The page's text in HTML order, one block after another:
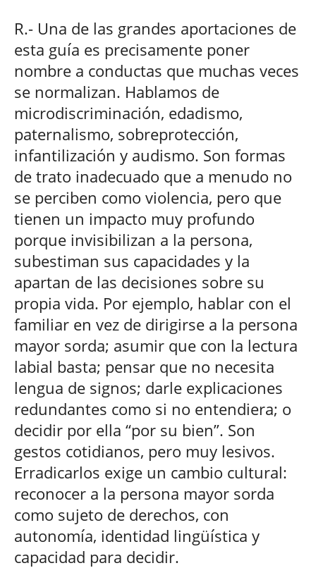
R.- Una de las grandes aportaciones de
esta guía es precisamente poner
nombre a conductas que muchas veces
se normalizan. Hablamos de
microdiscriminación, edadismo,
paternalismo, sobreprotección,
infantilización y audismo. Son formas
de trato inadecuado que a menudo no
se perciben como violencia, pero que
tienen un impacto muy profundo
porque invisibilizan a la persona,
subestiman sus capacidades y la
apartan de las decisiones sobre su
propia vida. Por ejemplo, hablar con el
familiar en vez de dirigirse a la persona
mayor sorda; asumir que con la lectura
labial basta; pensar que no necesita
lengua de signos; darle explicaciones
redundantes como si no entendiera; o
decidir por ella “por su bien”. Son
gestos cotidianos, pero muy lesivos.
Erradicarlos exige un cambio cultural:
reconocer a la persona mayor sorda
como sujeto de derechos, con
autonomía, identidad lingüística y
capacidad para decidir.